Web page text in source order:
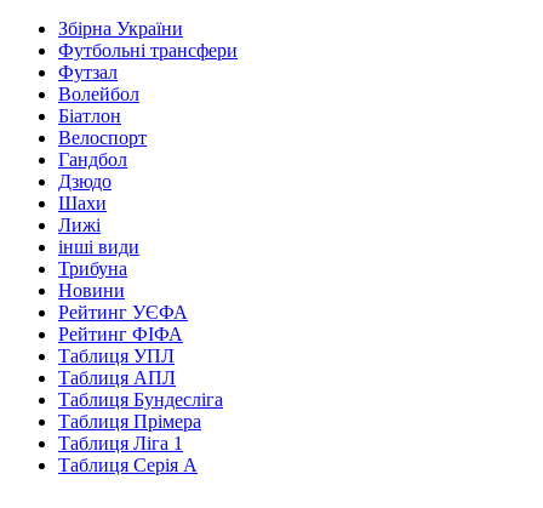
Збірна України
Футбольні трансфери
Футзал
Волейбол
Біатлон
Велоспорт
Гандбол
Дзюдо
Шахи
Лижі
інші види
Трибуна
Новини
Рейтинг УЄФА
Рейтинг ФІФА
Таблиця УПЛ
Таблиця АПЛ
Таблиця Бундесліга
Таблиця Прімера
Таблиця Ліга 1
Таблиця Серія А